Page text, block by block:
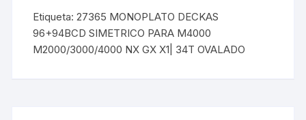
M4000
M2000/3000/4000
NX
Etiqueta:27365 MONOPLATO DECKAS
96+94BCD SIMETRICO PARA M4000
M2000/3000/4000 NX GX X1| 34T OVALADO